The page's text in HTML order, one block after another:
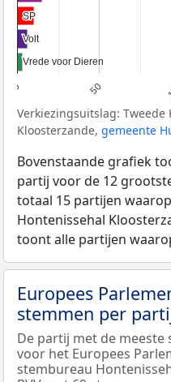
0 50
SP
SP
Volt
Volt
Vrede voor Dieren
Vrede voor Dieren
Verkiezingsuitslag: Tweede
Kloosterzande, gemeente
Bovenstaande grafiek
partij voor de 12
totaal 15 partijen
Hontenissehal
toont alle partijen
Europees
stemmen per
De partij met de
voor het Europees
stembureau